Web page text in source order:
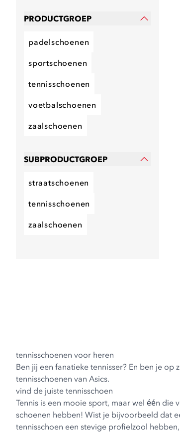
PRODUCTGROEP
padelschoenen
sportschoenen
tennisschoenen
voetbalschoenen
zaalschoenen
SUBPRODUCTGROEP
straatschoenen
tennisschoenen
zaalschoenen
tennisschoenen voor heren
Ben jij een fanatieke tennisser? En ben je
tennisschoenen van Asics.
vind de juiste tennisschoen
Tennis is een mooie sport, maar wel één
schoenen hebben! Wist je bijvoorbeeld dat
tennisschoen een stevige profielzool